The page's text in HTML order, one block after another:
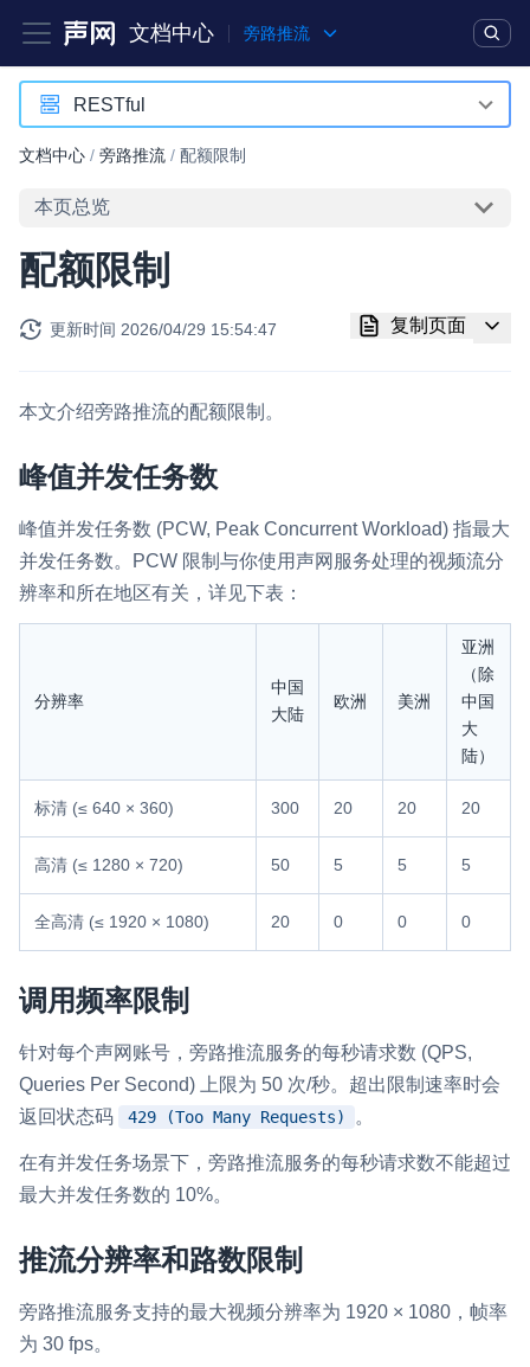
文档中心 旁路推流
产品 解决方案
突破传统文字交互模式，与 AI 进行高拟真、自然流畅的实时语
音对话
扩展性和更优秀的互动效果
一整套低延时、高并发、可扩展、高可靠的实时消息及状态同步
即时通讯 IM NEW
一整套高可靠、低时延、高并发、安全、全球化的即时聊天云服
对接国内外多家 CDN 供应商，提供一个整体播放体验最佳的
媒体流加速
为智能硬件提供优质的媒体流传输，实现人与人、人与物、物与
物的实时互动连接
实时互动扩展能力
快速实现多人实时互动白板协作
微呼叫
Status Page
内容审核
对实时音频和视频画面进行风险识别，并联动回调和业务处置流
RESTful
RESTful
文档中心 / 旁路推流 / 配额限制
本页总览
配额限制
更新时间 2026/04/29 15:54:47 复制页面
本文介绍旁路推流的配额限制。
峰值并发任务数
峰值并发任务数 (PCW, Peak Concurrent Workload) 指最大
并发任务数。PCW 限制与你使用声网服务处理的视频流分
辨率和所在地区有关，详见下表：
分辨率
中国
大陆
欧洲 美洲
亚洲
（除
中国
大
陆）
标清 (≤ 640 × 360) 300 20 20 20
高清 (≤ 1280 × 720) 50 5 5 5
全高清 (≤ 1920 × 1080) 20 0 0 0
调用频率限制
针对每个声网账号， 旁路推流服务的每秒请求数 (QPS,
Queries Per Second) 上限为 50 次/秒。超出限制速率时会
返回状态码
429 (Too Many Requests) 。
在有并发任务场景下， 旁路推流服务的每秒请求数不能超过
最大并发任务数的 10%。
推流分辨率和路数限制
旁路推流服务支持的最大视频分辨率为 1920 × 1080，帧率
为 30 fps。